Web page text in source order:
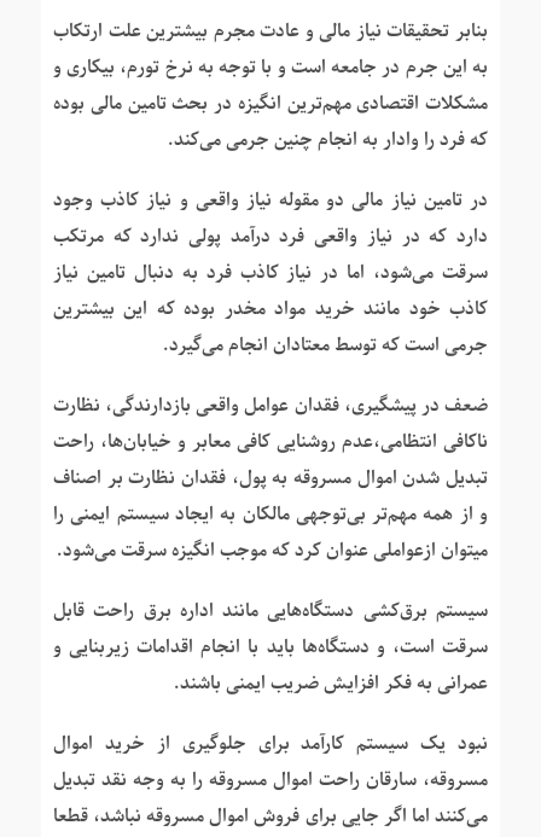
بنابر تحقیقات نیاز مالی و عادت مجرم بیشترین علت ارتکاب
به این جرم در جامعه است و با توجه به نرخ تورم، بیکاری و
مشکلات اقتصادی مهم‌ترین انگیزه در بحث تامین مالی بوده
که فرد را وادار به انجام چنین جرمی می‌کند.
در تامین نیاز مالی دو مقوله نیاز واقعی و نیاز کاذب وجود
دارد که در نیاز واقعی فرد درآمد پولی ندارد که مرتکب
سرقت می‌شود، اما در نیاز کاذب فرد به دنبال تامین نیاز
کاذب خود مانند خرید مواد مخدر بوده که این بیشترین
جرمی است که توسط معتادان انجام می‌گیرد.
ضعف در پیشگیری، فقدان عوامل واقعی بازدارندگی، نظارت
ناکافی انتظامی،عدم روشنایی کافی معابر و خیابان‌ها، راحت
تبدیل شدن اموال مسروقه به پول، فقدان نظارت بر اصناف
و از همه مهم‌تر بی‌توجهی مالکان به ایجاد سیستم ایمنی را
میتوان ازعواملی عنوان کرد که موجب انگیزه سرقت می‌شود.
سیستم برق‌کشی دستگاه‌هایی مانند اداره برق راحت قابل
سرقت است، و دستگاه‌ها باید با انجام اقدامات زیربنایی و
عمرانی به فکر افزایش ضریب ایمنی باشند.
نبود یک سیستم کارآمد برای جلوگیری از خرید اموال
مسروقه، سارقان راحت اموال مسروقه را به وجه نقد تبدیل
می‌کنند اما اگر جایی برای فروش اموال مسروقه نباشد، قطعا